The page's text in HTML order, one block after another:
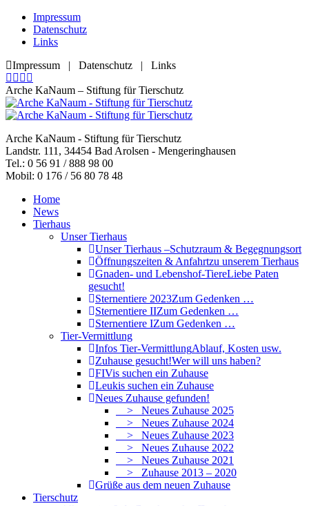
Zum
Inhalt
springen
Impressum
Datenschutz
Links
Impressum | Datenschutz | Links
Facebook
page
opens
in
window
YouTube
page
opens
in
window
RSS
page
opens
in
window
Mail
page
opens
new
window
Arche KaNaum – Stiftung für Tierschutz
Arche KaNaum - Stiftung für Tierschutz
Landstr. 111, 34454 Bad Arolsen - Mengeringhausen
Tel.: 0 56 91 / 888 98 00
Mobil: 0 176 / 56 80 78 48
Home
News
Tierhaus
Unser Tierhaus
Unser Tierhaus –Schutzraum & Begegnungsort
Öffnungszeiten & Anfahrtzu unserem Tierhaus
Gnaden- und Lebenshof-TiereLiebe Paten
gesucht!
Sternentiere 2023Zum Gedenken …
Sternentiere IIZum Gedenken …
Sternentiere IZum Gedenken …
Tier-Vermittlung
Infos Tier-VermittlungAblauf, Kosten usw.
Zuhause gesucht!Wer will uns haben?
FIVis suchen ein Zuhause
Leukis suchen ein Zuhause
Neues Zuhause gefunden!
> Neues Zuhause 2025
> Neues Zuhause 2024
> Neues Zuhause 2023
> Neues Zuhause 2022
> Neues Zuhause 2021
> Zuhause 2013 – 2020
Grüße aus dem neuen Zuhause
Tierschutz